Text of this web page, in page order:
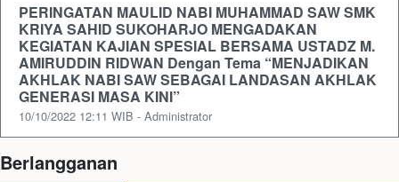
PERINGATAN MAULID NABI MUHAMMAD SAW SMK
KRIYA SAHID SUKOHARJO MENGADAKAN
KEGIATAN KAJIAN SPESIAL BERSAMA USTADZ M.
AMIRUDDIN RIDWAN Dengan Tema “MENJADIKAN
AKHLAK NABI SAW SEBAGAI LANDASAN AKHLAK
GENERASI MASA KINI”
10/10/2022 12:11 WIB - Administrator
Berlangganan